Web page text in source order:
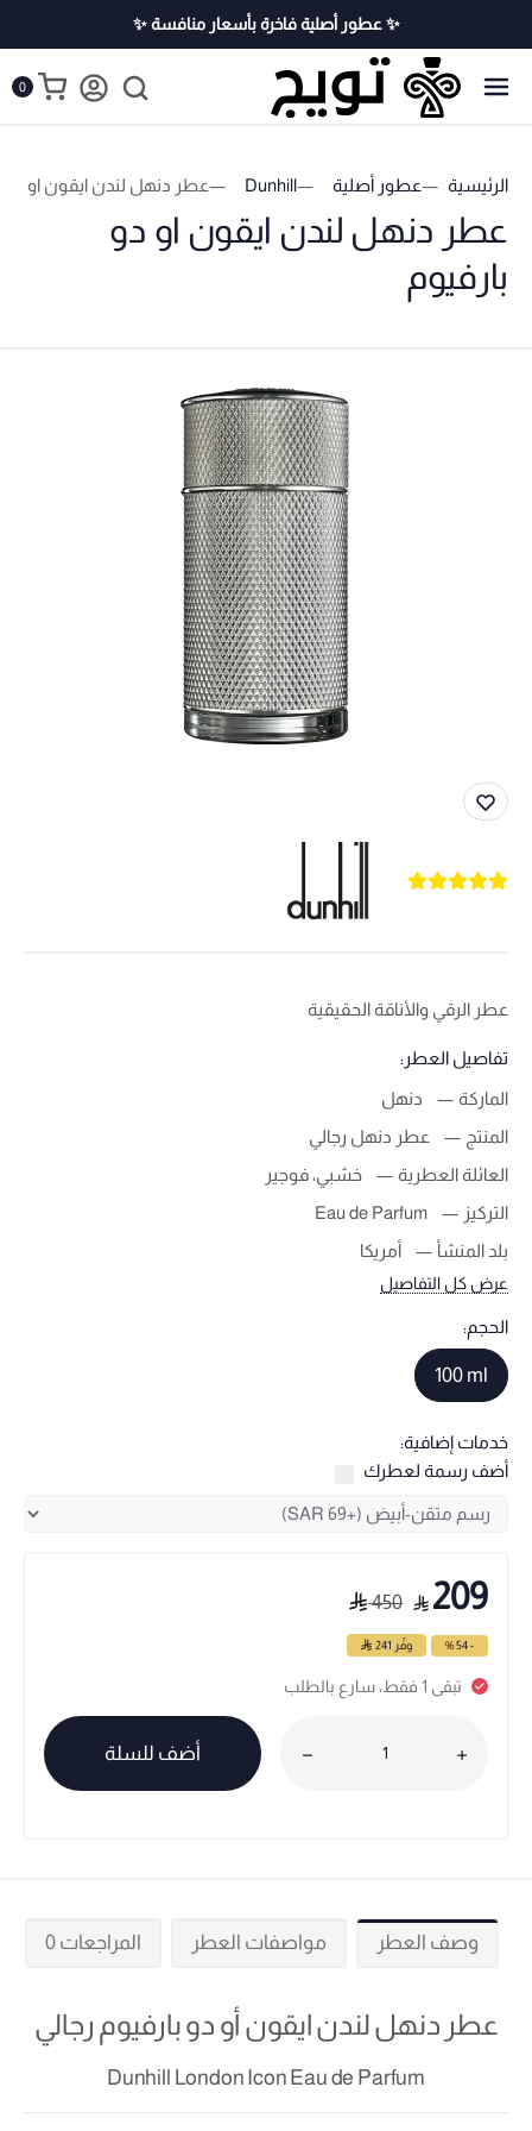
✨ عطور أصلية فاخرة بأسعار منافسة ✨
0
الرئيسية عطور أصلية Dunhill عطر دنهل لندن ايقون او دو
عطر دنهل لندن ايقون او دو
بارفيوم
عطر الرقي والأناقة الحقيقية
تفاصيل العطر:
الماركة
دنهل
المنتج
عطر دنهل رجالي
العائلة العطرية
خشبي، فوجير
التركيز
Eau de Parfum
بلد المنشأ
أمريكا
عرض كل التفاصيل
الحجم:
100 ml
خدمات إضافية:
أضف رسمة لعطرك
209
450
- 54 % وفّر 241
تبقى 1 فقط، سارع بالطلب
أضف للسلة
وصف العطر مواصفات العطر المراجعات 0
عطر دنهل لندن ايقون أو دو بارفيوم رجالي
Dunhill London Icon Eau de Parfum